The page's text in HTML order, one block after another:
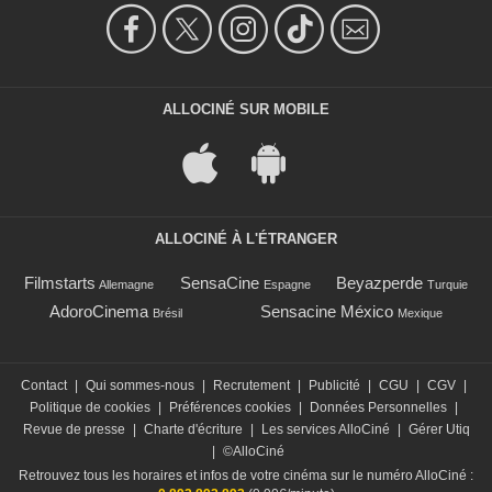
ALLOCINÉ SUR MOBILE
ALLOCINÉ À L'ÉTRANGER
Filmstarts Allemagne SensaCine Espagne Beyazperde Turquie
AdoroCinema Brésil Sensacine México Mexique
Contact Qui sommes-nous Recrutement Publicité CGU CGV
Politique de cookies
Préférences cookies Données Personnelles
Revue de presse
Charte d'écriture Les services AlloCiné
Gérer Utiq
©AlloCiné
Retrouvez tous les horaires et infos de votre cinéma sur le numéro AlloCiné :